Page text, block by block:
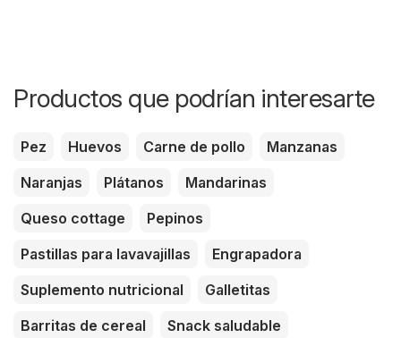
Productos que podrían interesarte
Pez Huevos Carne de pollo
Manzanas
Naranjas
Plátanos
Mandarinas
Queso cottage
Pepinos
Pastillas para lavavajillas
Engrapadora
Suplemento nutricional
Galletitas
Barritas de cereal
Snack saludable